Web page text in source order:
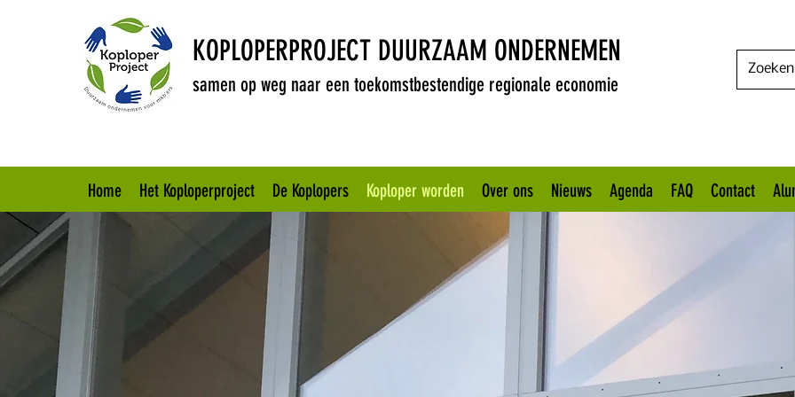
KOPLOPERPROJECT DUURZAAM ONDERNEMEN
samen op weg naar een toekomstbestendige regionale economie
Home Het Koploperproject De Koplopers Koploper worden Over ons Nieuws Agenda FAQ Contact